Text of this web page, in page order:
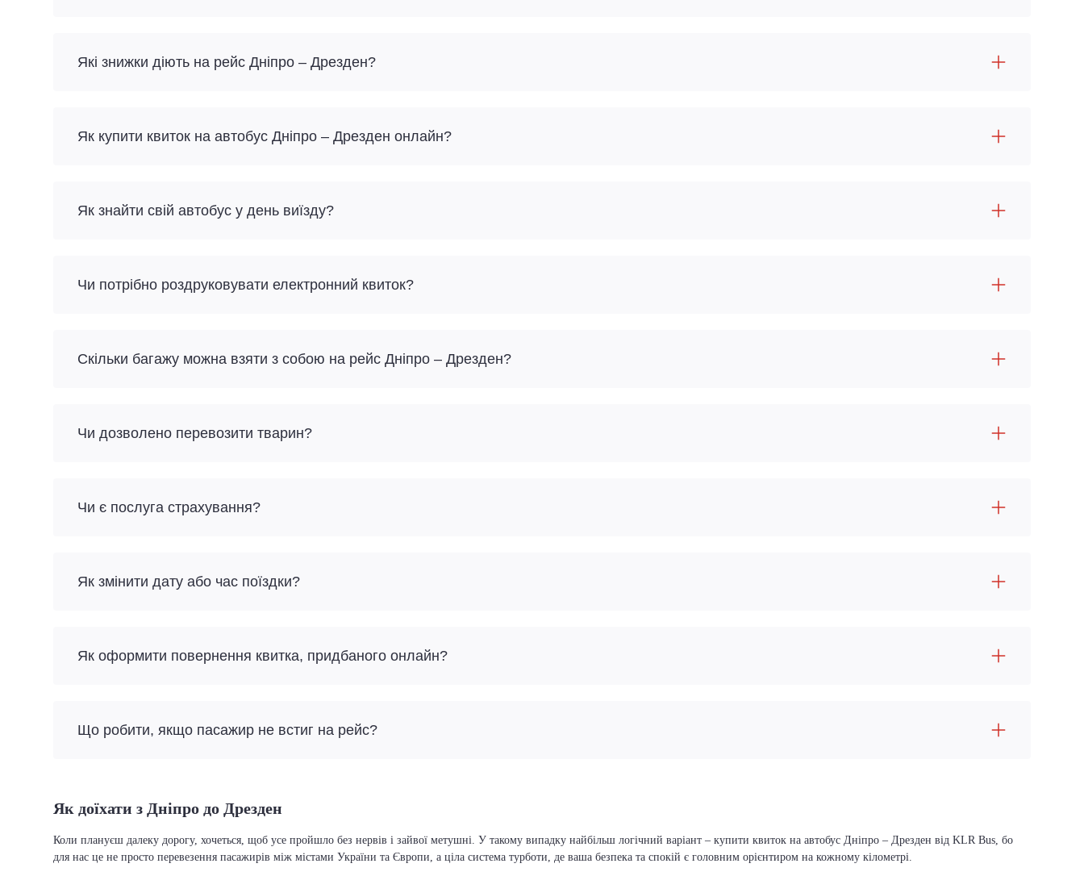
Які знижки діють на рейс Дніпро – Дрезден?
Як купити квиток на автобус Дніпро – Дрезден онлайн?
Як знайти свій автобус у день виїзду?
Чи потрібно роздруковувати електронний квиток?
Скільки багажу можна взяти з собою на рейс Дніпро – Дрезден?
Чи дозволено перевозити тварин?
Чи є послуга страхування?
Як змінити дату або час поїздки?
Як оформити повернення квитка, придбаного онлайн?
Що робити, якщо пасажир не встиг на рейс?
Як доїхати з Дніпро до Дрезден
Коли плануєш далеку дорогу, хочеться, щоб усе пройшло без нервів і зайвої метушні. У такому випадку найбільш логічний варіант – купити квиток на автобус Дніпро – Дрезден від KLR Bus, бо
для нас це не просто перевезення пасажирів між містами України та Європи, а ціла система турботи, де ваша безпека та спокій є головним орієнтиром на кожному кілометрі.